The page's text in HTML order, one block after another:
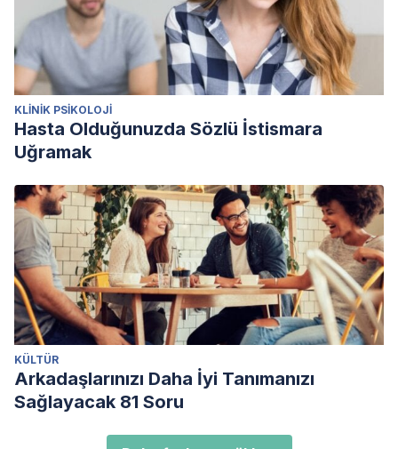
KLINIK PSIKOLOJI
Hasta Olduğunuzda Sözlü İstismara
Uğramak
KÜLTÜR
Arkadaşlarınızı Daha İyi Tanımanızı
Sağlayacak 81 Soru